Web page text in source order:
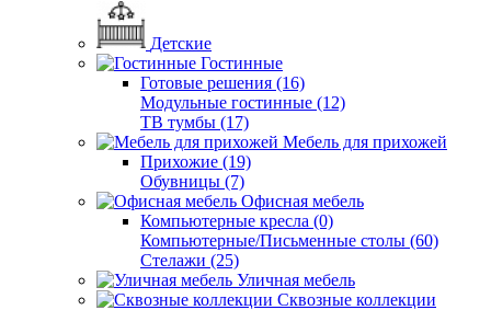
Детские
Гостинные
Готовые решения (16)
Модульные гостинные (12)
ТВ тумбы (17)
Мебель для прихожей
Прихожие (19)
Обувницы (7)
Офисная мебель
Компьютерные кресла (0)
Компьютерные/Письменные столы (60)
Стелажи (25)
Уличная мебель
Сквозные коллекции